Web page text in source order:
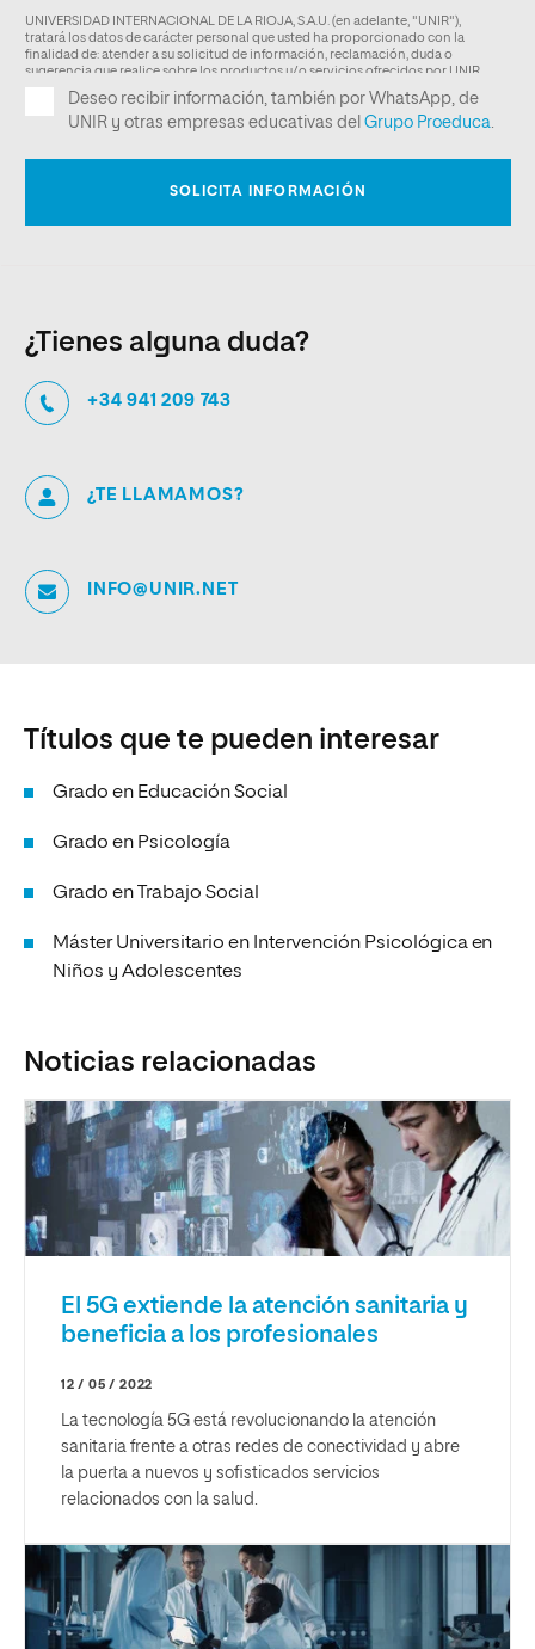
¿Tienes alguna duda?
+34 941 209 743
¿TE LLAMAMOS?
INFO@UNIR.NET
Títulos que te pueden interesar
Grado en Educación Social
Grado en Psicología
Grado en Trabajo Social
Máster Universitario en Intervención Psicológica en
Niños y Adolescentes
Noticias relacionadas
El 5G extiende la atención sanitaria y
beneficia a los profesionales
12 / 05 / 2022
La tecnología 5G está revolucionando la atención
sanitaria frente a otras redes de conectividad y abre
la puerta a nuevos y sofisticados servicios
relacionados con la salud.